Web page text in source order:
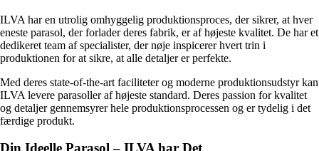
ILVA har en utrolig omhyggelig produktionsproces, der sikrer, at hver
eneste parasol, der forlader deres fabrik, er af højeste kvalitet. De har et
dedikeret team af specialister, der nøje inspicerer hvert trin i
produktionen for at sikre, at alle detaljer er perfekte.
Med deres state-of-the-art faciliteter og moderne produktionsudstyr kan
ILVA levere parasoller af højeste standard. Deres passion for kvalitet
og detaljer gennemsyrer hele produktionsprocessen og er tydelig i det
færdige produkt.